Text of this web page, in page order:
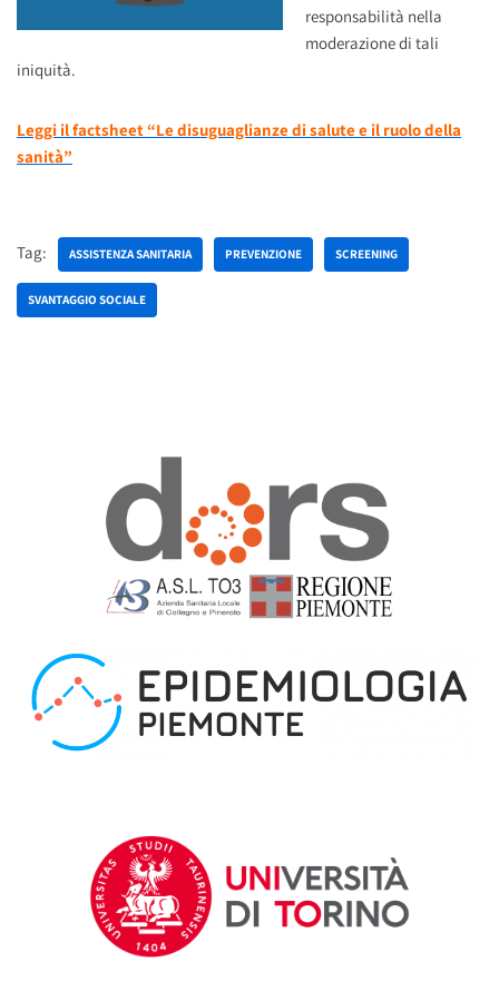
responsabilità nella
moderazione di tali
iniquità.
Leggi il factsheet “Le disuguaglianze di salute e il ruolo della
sanità”
Tag: ASSISTENZA SANITARIA PREVENZIONE SCREENING
SVANTAGGIO SOCIALE